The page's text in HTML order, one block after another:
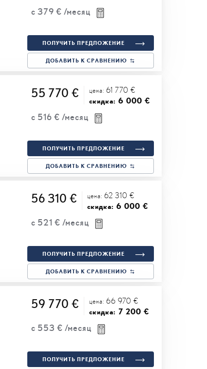
с 379 € /месяц
ПОЛУЧИТЬ ПРЕДЛОЖЕНИЕ
ДОБАВИТЬ К СРАВНЕНИЮ
55 770 € цена: 61 770 €
скидка: 6 000 €
с 516 € /месяц
ПОЛУЧИТЬ ПРЕДЛОЖЕНИЕ
ДОБАВИТЬ К СРАВНЕНИЮ
56 310 € цена: 62 310 €
скидка: 6 000 €
с 521 € /месяц
ПОЛУЧИТЬ ПРЕДЛОЖЕНИЕ
ДОБАВИТЬ К СРАВНЕНИЮ
59 770 € цена: 66 970 €
скидка: 7 200 €
с 553 € /месяц
ПОЛУЧИТЬ ПРЕДЛОЖЕНИЕ